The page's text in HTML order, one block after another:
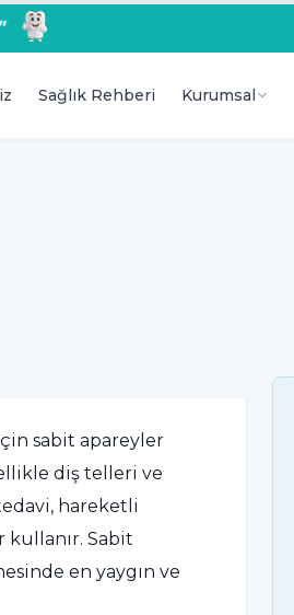
Sağlık Rehberi Kurumsal
sabit apareyler
diş telleri ve
hareketli
kullanır. Sabit
en yaygın ve